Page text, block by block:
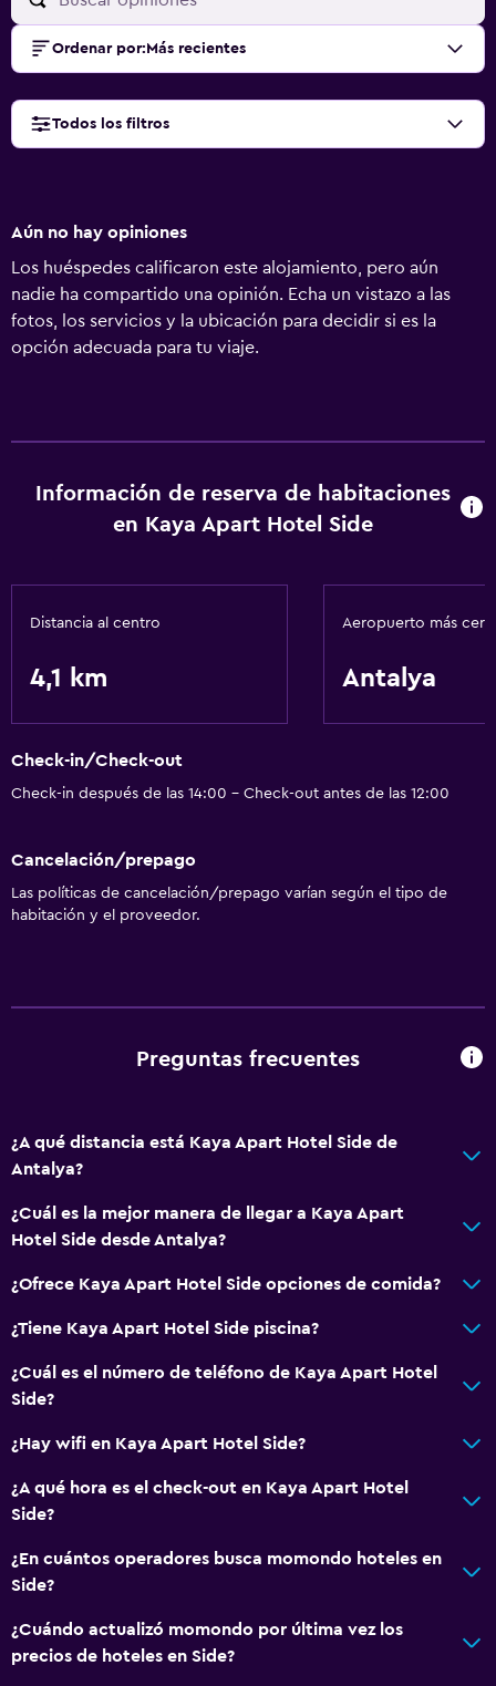
Ordenar por: Más recientes
Todos los filtros
Aún no hay opiniones
Los huéspedes calificaron este alojamiento, pero aún
nadie ha compartido una opinión. Echa un vistazo a las
fotos, los servicios y la ubicación para decidir si es la
opción adecuada para tu viaje.
Información de reserva de habitaciones
en Kaya Apart Hotel Side
Distancia al centro
4,1 km
Aeropuerto más
Antalya
Check-in/Check-out
Check-in después de las 14:00 - Check-out antes de las 12:00
Cancelación/prepago
Las políticas de cancelación/prepago varían según el tipo de
habitación y el proveedor.
Preguntas frecuentes
¿A qué distancia está Kaya Apart Hotel Side de
Antalya?
¿Cuál es la mejor manera de llegar a Kaya Apart
Hotel Side desde Antalya?
¿Ofrece Kaya Apart Hotel Side opciones de comida?
¿Tiene Kaya Apart Hotel Side piscina?
¿Cuál es el número de teléfono de Kaya Apart Hotel
Side?
¿Hay wifi en Kaya Apart Hotel Side?
¿A qué hora es el check-out en Kaya Apart Hotel
Side?
¿En cuántos operadores busca momondo hoteles en
Side?
¿Cuándo actualizó momondo por última vez los
precios de hoteles en Side?